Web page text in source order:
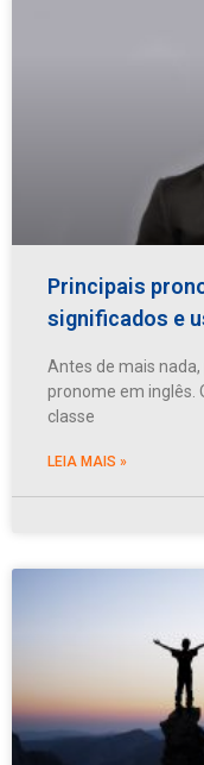
Principais
significados e
Antes de mais
pronome em inglês.
classe
LEIA MAIS »